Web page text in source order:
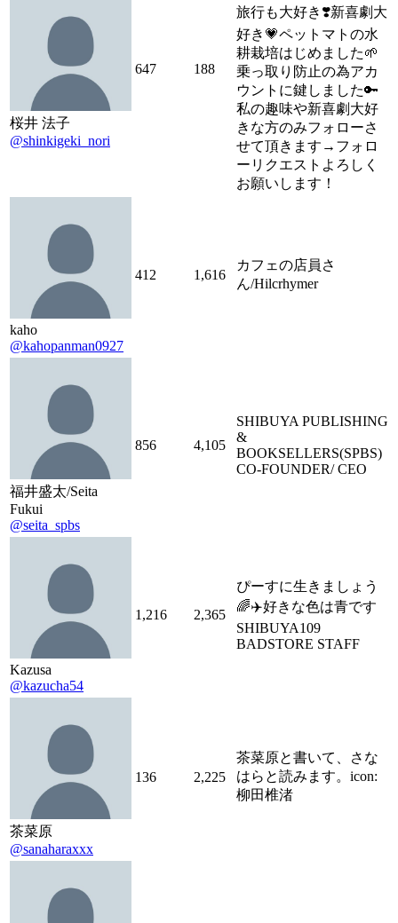
桜井 法子
@shinkigeki_nori
647 188
旅行も大好き❣️新喜劇大
好き💗ペットマトの水
耕栽培はじめました🌱
乗っ取り防止の為アカ
ウントに鍵しました🔑
私の趣味や新喜劇大好
きな方のみフォローさ
せて頂きます→フォロ
ーリクエストよろしく
お願いします！
kaho
@kahopanman0927
412 1,616
カフェの店員さ
ん/Hilcrhymer
福井盛太/Seita
Fukui
@seita_spbs
856 4,105
SHIBUYA PUBLISHING
&
BOOKSELLERS(SPBS)
CO-FOUNDER/ CEO
Kazusa
@kazucha54
1,216 2,365
ぴーすに生きましょう
🌈✈️好きな色は青です
SHIBUYA109
BADSTORE STAFF
茶菜原
@sanaharaxxx
136 2,225
茶菜原と書いて、さな
はらと読みます。icon:
柳田椎渚